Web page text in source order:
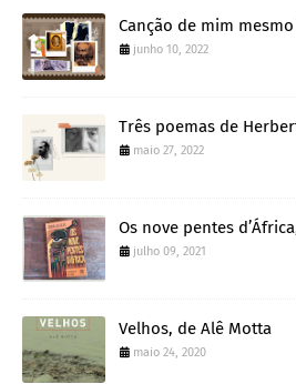
Canção de mim
junho 10, 2022
Três poemas de
maio 27, 2022
Os nove pentes
julho 09, 2021
Velhos, de Alê Motta
maio 24, 2020